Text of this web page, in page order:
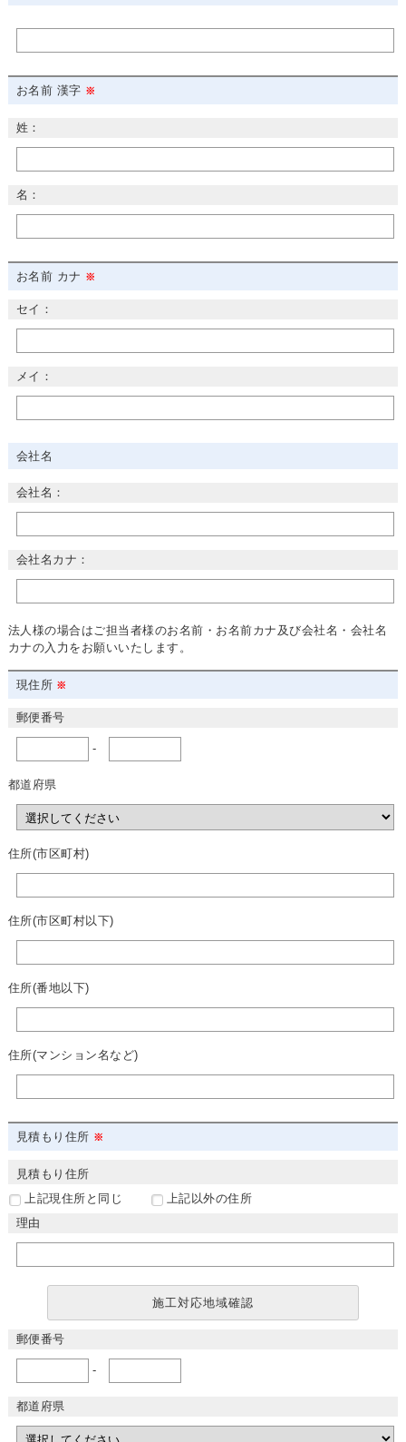
お名前 漢字
姓：
名：
お名前 カナ
セイ：
メイ：
会社名
会社名：
会社名カナ：
法人様の場合はご担当者様のお名前・お名前カナ及び会社名・会社名
カナの入力をお願いいたします。
現住所
郵便番号
-
都道府県
住所(市区町村)
住所(市区町村以下)
住所(番地以下)
住所(マンション名など)
見積もり住所
見積もり住所
上記現住所と同じ
上記以外の住所
理由
施工対応地域確認
郵便番号
-
都道府県